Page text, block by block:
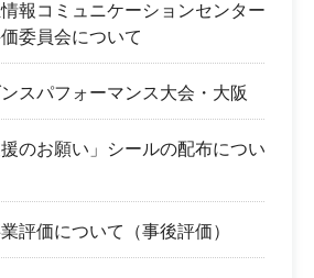
報コミュニケーションセンター
委員会について
スパフォーマンス大会・大阪
援のお願い」シールの配布につい
評価について（事後評価）